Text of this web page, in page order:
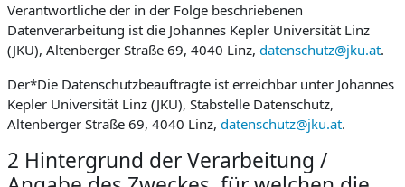
Verantwortliche der in der Folge beschriebenen
Datenverarbeitung ist die Johannes Kepler Universität Linz
(JKU), Altenberger Straße 69, 4040 Linz, datenschutz@jku.at.
Der*Die Datenschutzbeauftragte ist erreichbar unter Johannes
Kepler Universität Linz (JKU), Stabstelle Datenschutz,
Altenberger Straße 69, 4040 Linz, datenschutz@jku.at.
2 Hintergrund der Verarbeitung /